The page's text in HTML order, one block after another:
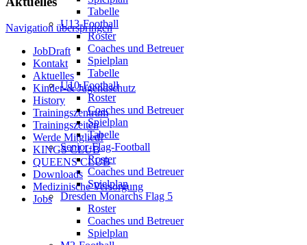
Tabelle
U13-Football
Roster
Coaches und Betreuer
Spielplan
Tabelle
U10-Football
Roster
Coaches und Betreuer
Spielplan
Tabelle
Senior-Flag-Football
Roster
Coaches und Betreuer
Spielplan
Dresden Monarchs Flag 5
Roster
Coaches und Betreuer
Spielplan
Navigation überspringen
JobDraft
Kontakt
Aktuelles
Kinder-& Jugendschutz
History
Trainingszentrum
Trainingszeiten
Werde Mitglied!
KINGS CLUB
QUEENS CLUB
Downloads
Medizinische Versorgung
Jobs